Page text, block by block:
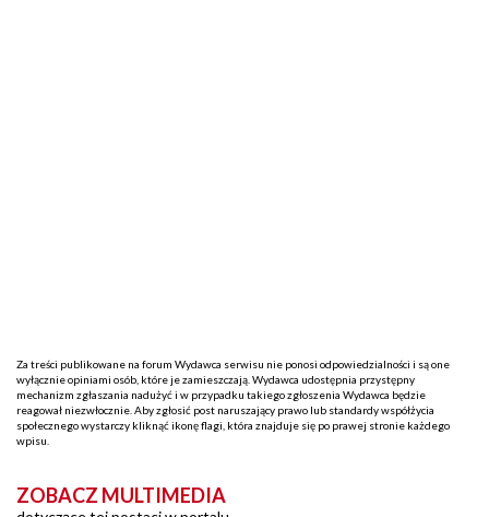
Za treści publikowane na forum Wydawca serwisu nie ponosi odpowiedzialności i są one
wyłącznie opiniami osób, które je zamieszczają. Wydawca udostępnia przystępny
mechanizm zgłaszania nadużyć i w przypadku takiego zgłoszenia Wydawca będzie
reagował niezwłocznie. Aby zgłosić post naruszający prawo lub standardy współżycia
społecznego wystarczy kliknąć ikonę flagi, która znajduje się po prawej stronie każdego
wpisu.
ZOBACZ MULTIMEDIA